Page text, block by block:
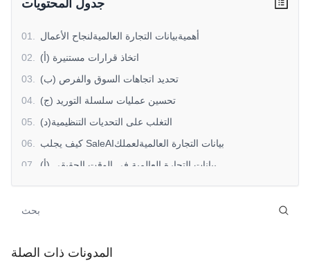
جدول المحتويات
01
أهميةبيانات التجارة العالميةلنجاح الأعمال
02
(أ) اتخاذ قرارات مستنيرة
03
(ب) تحديد اتجاهات السوق والفرص
04
(ج) تحسين عمليات سلسلة التوريد
05
(د)التغلب على التحديات التنظيمية
06
كيف يجلب SaleAIبيانات التجارة العالميةلعملك
07
(أ) بيانات التجارة العالمية في الوقت الحقيقي
08.
(ب) تغطية شاملة للسوق
09.
11
فتح فرص عمل جديدة معتخفيضات جي بي تي
المدونات ذات الصلة